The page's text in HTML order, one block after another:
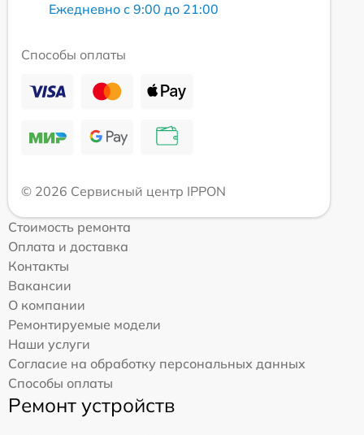
Ежедневно с 9:00 до 21:00
Способы оплаты
© 2026 Сервисный центр IPPON
Стоимость ремонта
Оплата и доставка
Контакты
Вакансии
О компании
Ремонтируемые модели
Наши услуги
Согласие на обработку персональных данных
Способы оплаты
Ремонт устройств